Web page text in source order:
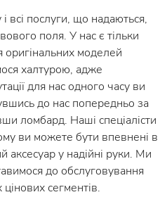
всі послуги, що надаються,
поля. У нас є тільки
оригінальних моделей
халтурою, адже
для нас одного часу ви
до нас попередньо за
ломбард. Наші спеціалісти
ви можете бути впевнені в
у надійні руки. Ми
до обслуговування
сегментів.